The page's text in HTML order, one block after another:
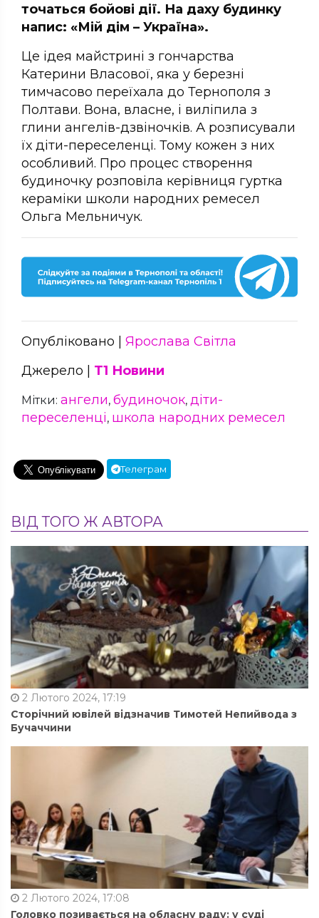
точаться бойові дії. На даху будинку
напис: «Мій дім – Україна».
Це ідея майстрині з гончарства
Катерини Власової, яка у березні
тимчасово переїхала до Тернополя з
Полтави. Вона, власне, і виліпила з
глини ангелів-дзвіночків. А розписували
їх діти-переселенці. Тому кожен з них
особливий. Про процес створення
будиночку розповіла керівниця гуртка
кераміки школи народних ремесел
Ольга Мельничук.
Опубліковано | Ярослава Світла
Джерело | Т1 Новини
Мітки: ангели, будиночок, діти-
переселенці, школа народних ремесел
Телеграм
ВІД ТОГО Ж АВТОРА
2 Лютого 2024, 17:19
Сторічний ювілей відзначив Тимотей Непийвода з
Бучаччини
2 Лютого 2024, 17:08
Головко позивається на обласну раду: у суді